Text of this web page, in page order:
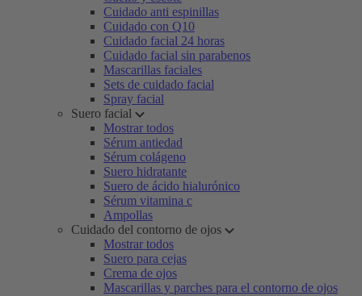
Cuidado anti espinillas
Cuidado con Q10
Cuidado facial 24 horas
Cuidado facial sin parabenos
Mascarillas faciales
Sets de cuidado facial
Spray facial
Suero facial
Mostrar todos
Sérum antiedad
Sérum colágeno
Suero hidratante
Suero de ácido hialurónico
Sérum vitamina c
Ampollas
Cuidado del contorno de ojos
Mostrar todos
Suero para cejas
Crema de ojos
Mascarillas y parches para el contorno de ojos